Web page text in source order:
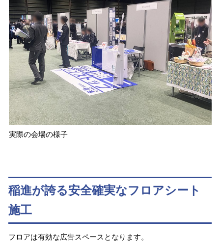
実際の会場の様子
稲進が誇る安全確実なフロアシート
施工
フロアは有効な広告スペースとなります。